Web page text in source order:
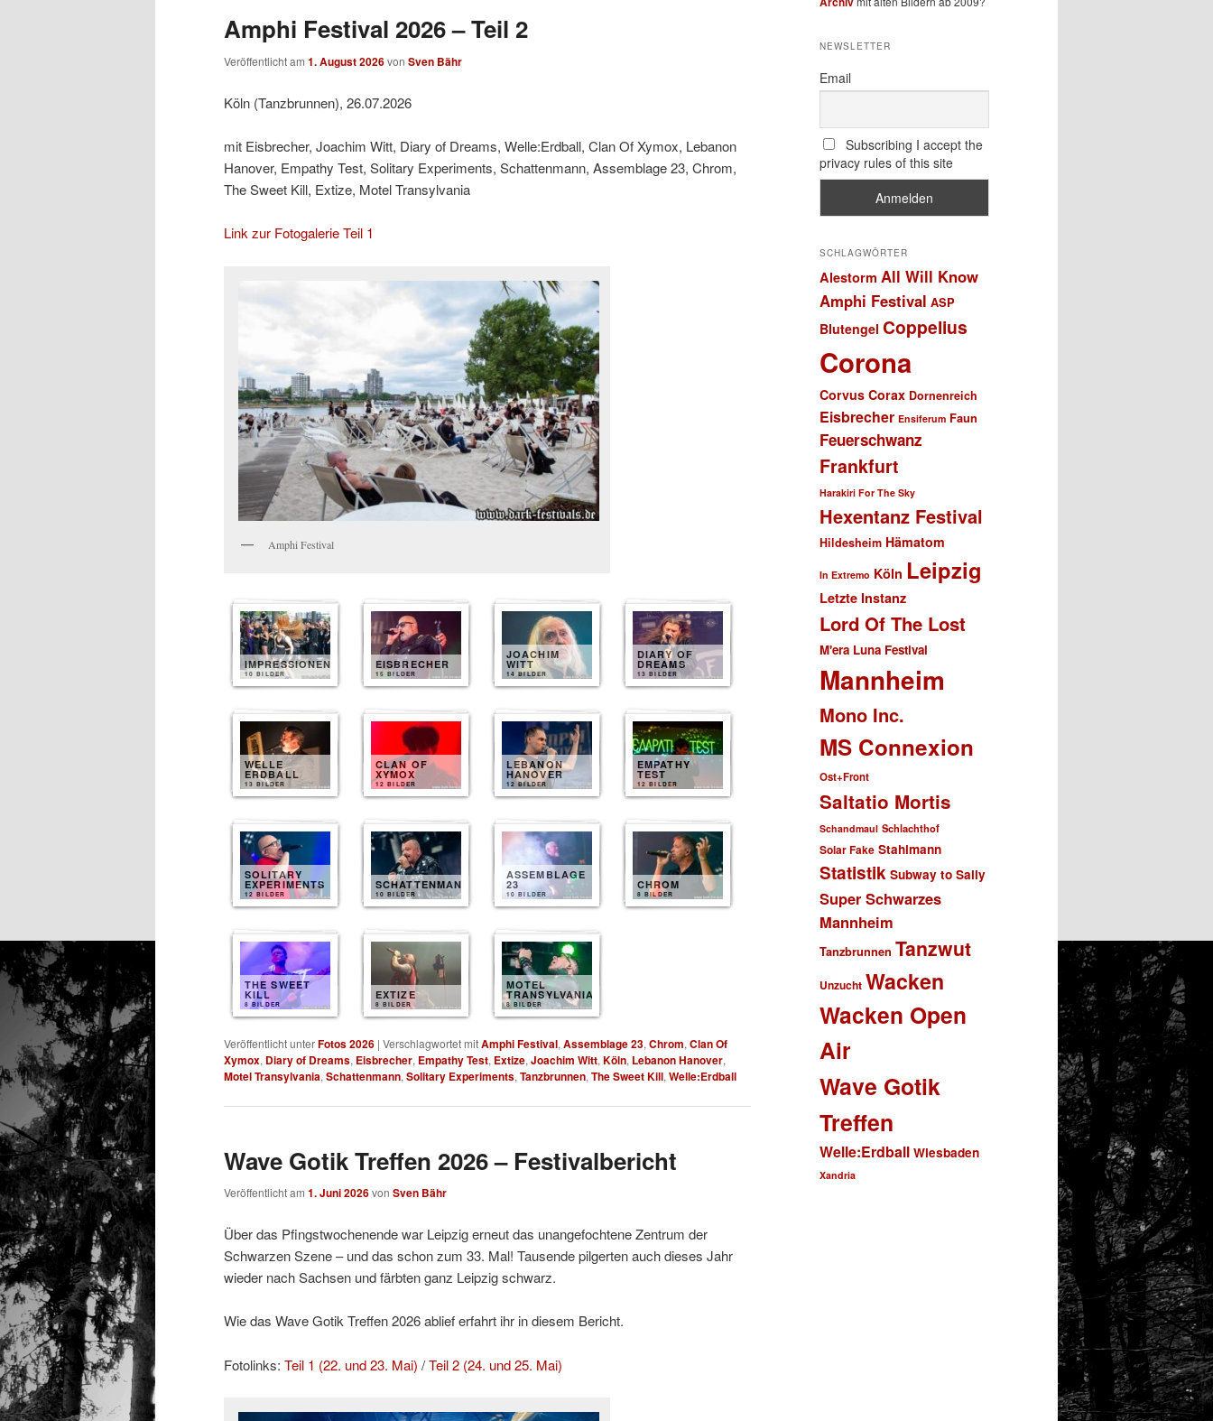
Amphi Festival 2026 – Teil 2
Veröffentlicht am 1. August 2026von Sven Bähr
Köln (Tanzbrunnen), 26.07.2026
mit Eisbrecher, Joachim Witt, Diary of Dreams, Welle:Erdball, Clan Of Xymox, Lebanon
Hanover, Empathy Test, Solitary Experiments, Schattenmann, Assemblage 23, Chrom,
The Sweet Kill, Extize, Motel Transylvania
Link zur Fotogalerie Teil 1
Amphi Festival
IMPRESSIONEN
10 BILDER
EISBRECHER
15 BILDER
JOACHIM
WITT
14 BILDER
DIARY OF
DREAMS
13 BILDER
WELLE
ERDBALL
13 BILDER
CLAN OF
XYMOX
12 BILDER
LEBANON
HANOVER
12 BILDER
EMPATHY
TEST
12 BILDER
SOLITARY
EXPERIMENTS
12 BILDER
SCHATTENMANN
10 BILDER
ASSEMBLAGE
23
10 BILDER
CHROM
8 BILDER
THE SWEET
KILL
8 BILDER
EXTIZE
8 BILDER
MOTEL
TRANSYLVANIA
8 BILDER
Veröffentlicht unterFotos 2026 | Verschlagwortet mitAmphi Festival, Assemblage 23, Chrom, Clan Of
Xymox, Diary of Dreams, Eisbrecher, Empathy Test, Extize, Joachim Witt, Köln, Lebanon Hanover,
Motel Transylvania, Schattenmann, Solitary Experiments, Tanzbrunnen, The Sweet Kill, Welle:Erdball
Wave Gotik Treffen 2026 – Festivalbericht
Veröffentlicht am 1. Juni 2026von Sven Bähr
Über das Pfingstwochenende war Leipzig erneut das unangefochtene Zentrum der
Schwarzen Szene – und das schon zum 33. Mal! Tausende pilgerten auch dieses Jahr
wieder nach Sachsen und färbten ganz Leipzig schwarz.
Wie das Wave Gotik Treffen 2026 ablief erfahrt ihr in diesem Bericht.
Fotolinks: Teil 1 (22. und 23. Mai) /Teil 2 (24. und 25. Mai)
NEWSLETTER
Email
Subscribing I accept the
privacy rules of this site
SCHLAGWÖRTER
Alestorm All Will Know
Amphi Festival ASP
Blutengel Coppelius
Corona
Corvus Corax Dornenreich
Eisbrecher Ensiferum Faun
Feuerschwanz
Frankfurt
Harakiri For The Sky
Hexentanz Festival
Hildesheim Hämatom
In Extremo Köln Leipzig
Letzte Instanz
Lord Of The Lost
M'era Luna Festival
Mannheim
Mono Inc.
MS Connexion
Ost+Front
Saltatio Mortis
Schandmaul Schlachthof
Solar Fake Stahlmann
Statistik Subway to Sally
Super Schwarzes
Mannheim
Tanzbrunnen Tanzwut
Unzucht Wacken
Wacken Open
Air
Wave Gotik
Treffen
Welle:Erdball Wiesbaden
Xandria